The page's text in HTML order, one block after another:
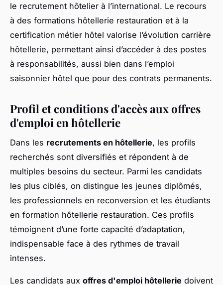
le recrutement hôtelier à l’international. Le recours
à des formations hôtellerie restauration et à la
certification métier hôtel valorise l’évolution carrière
hôtellerie, permettant ainsi d’accéder à des postes
à responsabilités, aussi bien dans l’emploi
saisonnier hôtel que pour des contrats permanents.
Profil et conditions d'accès aux offres
d'emploi en hôtellerie
Dans les recrutements en hôtellerie, les profils
recherchés sont diversifiés et répondent à de
multiples besoins du secteur. Parmi les candidats
les plus ciblés, on distingue les jeunes diplômés,
les professionnels en reconversion et les étudiants
en formation hôtellerie restauration. Ces profils
témoignent d’une forte capacité d’adaptation,
indispensable face à des rythmes de travail
intenses.
Les candidats aux offres d'emploi hôtellerie doivent